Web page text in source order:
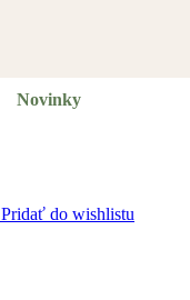
Novinky
Pridať do wishlistu